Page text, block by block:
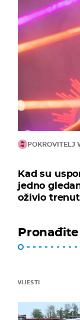
POKROVITELJ
Kad su
jedno
oživio
VIJESTI